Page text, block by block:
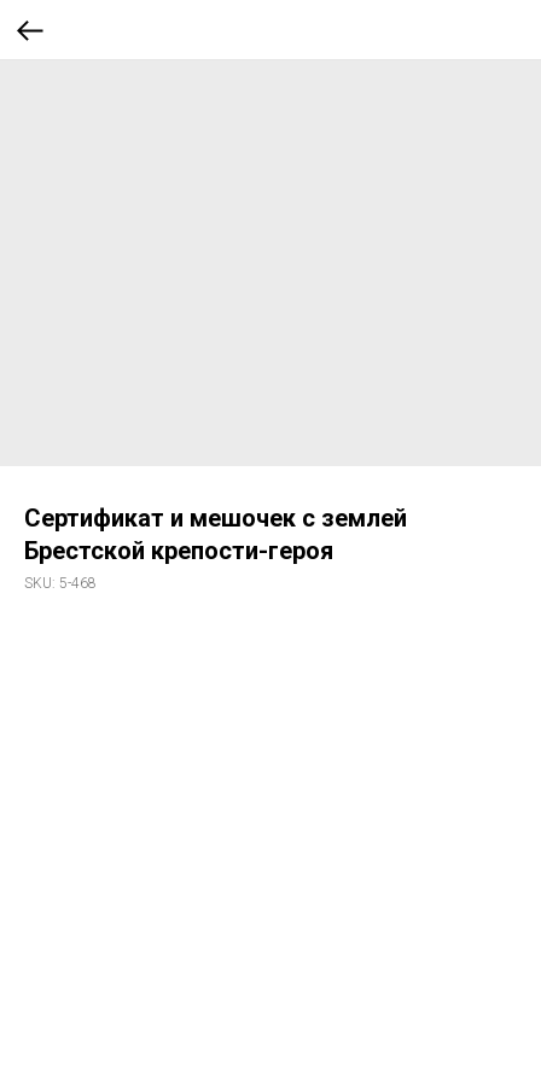
Сертификат и мешочек с землей
Брестской крепости-героя
SKU: 5-468